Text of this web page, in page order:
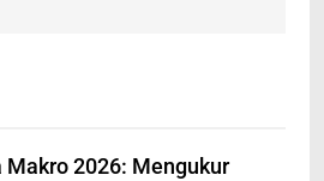
Makro 2026: Mengukur